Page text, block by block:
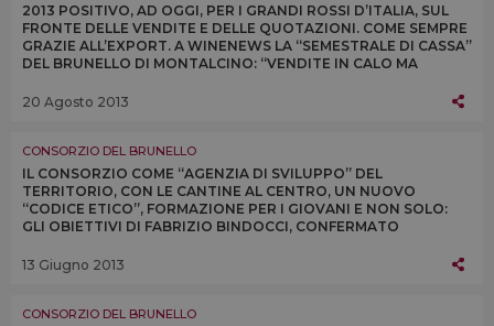
2013 POSITIVO, AD OGGI, PER I GRANDI ROSSI D’ITALIA, SUL
FRONTE DELLE VENDITE E DELLE QUOTAZIONI. COME SEMPRE
GRAZIE ALL’EXPORT. A WINENEWS LA “SEMESTRALE DI CASSA”
DEL BRUNELLO DI MONTALCINO: “VENDITE IN CALO MA
20 Agosto 2013
CONSORZIO DEL BRUNELLO
IL CONSORZIO COME “AGENZIA DI SVILUPPO” DEL
TERRITORIO, CON LE CANTINE AL CENTRO, UN NUOVO
“CODICE ETICO”, FORMAZIONE PER I GIOVANI E NON SOLO:
GLI OBIETTIVI DI FABRIZIO BINDOCCI, CONFERMATO
MONTALCINO
13 Giugno 2013
CONSORZIO DEL BRUNELLO